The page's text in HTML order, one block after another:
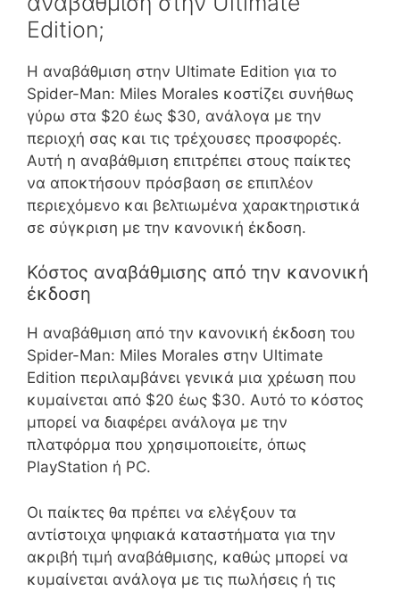
Edition;
Η αναβάθμιση στην Ultimate Edition για το
Spider-Man: Miles Morales κοστίζει συνήθως
γύρω στα $20 έως $30, ανάλογα με την
περιοχή σας και τις τρέχουσες προσφορές.
Αυτή η αναβάθμιση επιτρέπει στους παίκτες
να αποκτήσουν πρόσβαση σε επιπλέον
περιεχόμενο και βελτιωμένα χαρακτηριστικά
σε σύγκριση με την κανονική έκδοση.
Κόστος αναβάθμισης από την κανονική
έκδοση
Η αναβάθμιση από την κανονική έκδοση του
Spider-Man: Miles Morales στην Ultimate
Edition περιλαμβάνει γενικά μια χρέωση που
κυμαίνεται από $20 έως $30. Αυτό το κόστος
μπορεί να διαφέρει ανάλογα με την
πλατφόρμα που χρησιμοποιείτε, όπως
PlayStation ή PC.
Οι παίκτες θα πρέπει να ελέγξουν τα
αντίστοιχα ψηφιακά καταστήματα για την
ακριβή τιμή αναβάθμισης, καθώς μπορεί να
κυμαίνεται ανάλογα με τις πωλήσεις ή τις